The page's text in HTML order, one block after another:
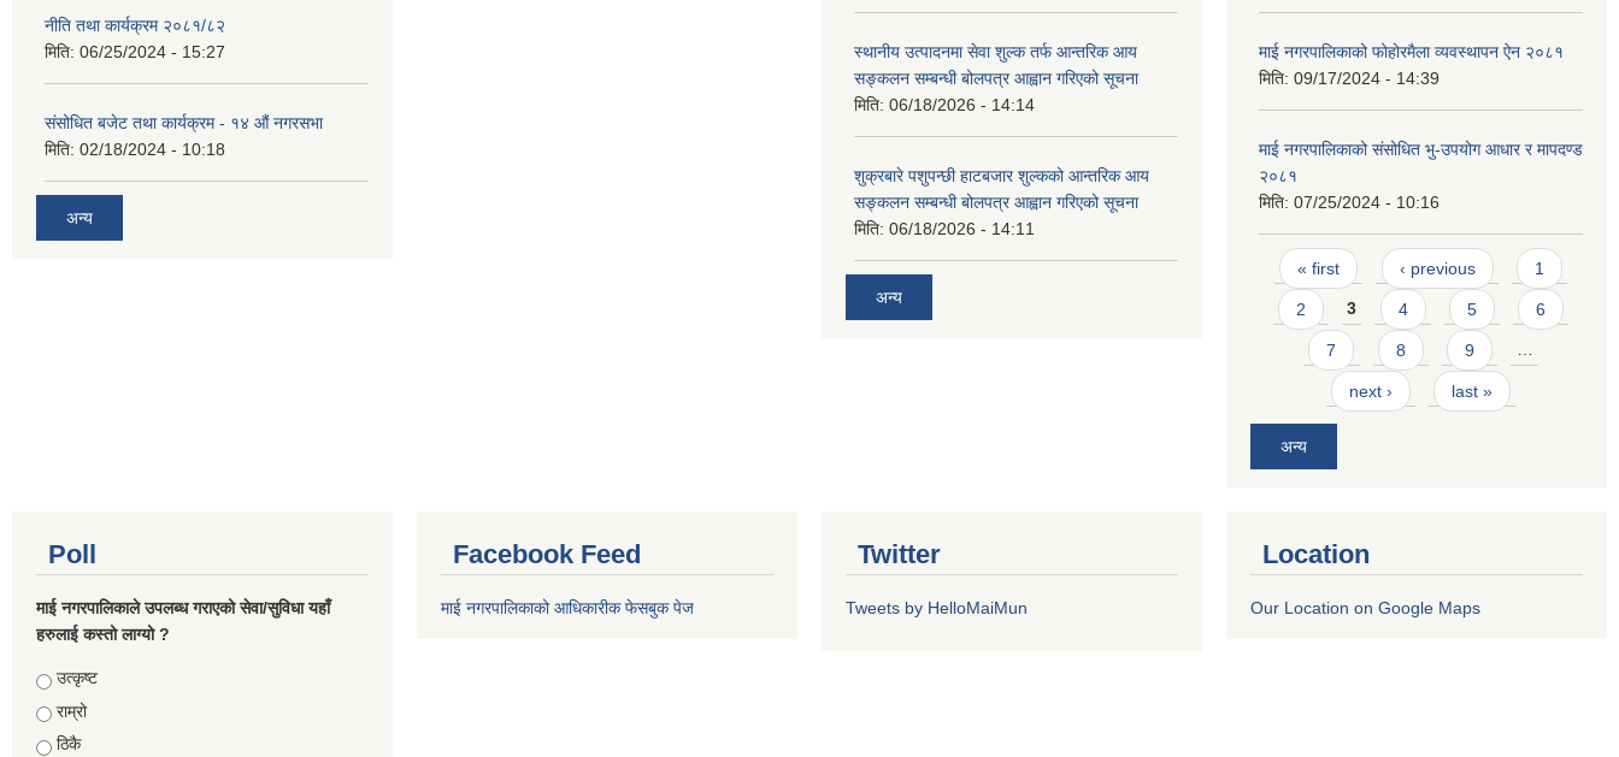
नीति तथा कार्यक्रम २०८१/८२
मिति: 06/25/2024 - 15:27
संसोधित बजेट तथा कार्यक्रम - १४ औं नगरसभा
मिति: 02/18/2024 - 10:18
अन्य
स्थानीय उत्पादनमा सेवा शुल्क तर्फ आन्तरिक आय
सङ्कलन सम्बन्धी बोलपत्र आह्वान गरिएको सूचना
मिति: 06/18/2026 - 14:14
शुक्रबारे पशुपन्छी हाटबजार शुल्कको आन्तरिक आय
सङ्कलन सम्बन्धी बोलपत्र आह्वान गरिएको सूचना
मिति: 06/18/2026 - 14:11
अन्य
माई नगरपालिकाको फोहोरमैला व्यवस्थापन ऐन २०८१
मिति: 09/17/2024 - 14:39
माई नगरपालिकाको संसोधित भु-उपयोग आधार र मापदण्ड
२०८१
मिति: 07/25/2024 - 10:16
Pages
« first ‹ previous 1
2 3 4 5 6
7 8 9 …
next › last »
अन्य
Poll
माई नगरपालिकाले उपलब्ध गराएको सेवा/सुविधा यहाँ
हरुलाई कस्तो लाग्यो ?
Choices
उत्कृष्ट
राम्रो
ठिकै
Facebook Feed
माई नगरपालिकाको आधिकारीक फेसबुक पेज
Twitter
Tweets by HelloMaiMun
Location
Our Location on Google Maps